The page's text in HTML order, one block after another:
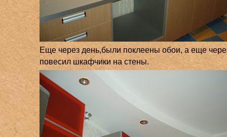
Еще через день,были поклеены обои, а еще
повесил шкафчики на стены.